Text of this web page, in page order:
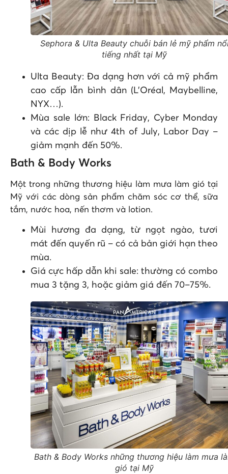
Sephora & Ulta Beauty chuỗi bán lẻ mỹ phẩm
tiếng nhất tại Mỹ
Ulta Beauty: Đa dạng hơn với cả mỹ phẩm
cao cấp lẫn bình dân (L’Oréal, Maybelline,
NYX…).
Mùa sale lớn: Black Friday, Cyber Monday
và các dịp lễ như 4th of July, Labor Day –
giảm mạnh đến 50%.
Bath & Body Works
Một trong những thương hiệu làm mưa làm gió tại
Mỹ với các dòng sản phẩm chăm sóc cơ thể, sữa
tắm, nước hoa, nến thơm và lotion.
Mùi hương đa dạng, từ ngọt ngào, tươi
mát đến quyến rũ – có cả bản giới hạn theo
mùa.
Giá cực hấp dẫn khi sale: thường có combo
mua 3 tặng 3, hoặc giảm giá đến 70–75%.
Bath & Body Works những thương hiệu làm mưa
gió tại Mỹ